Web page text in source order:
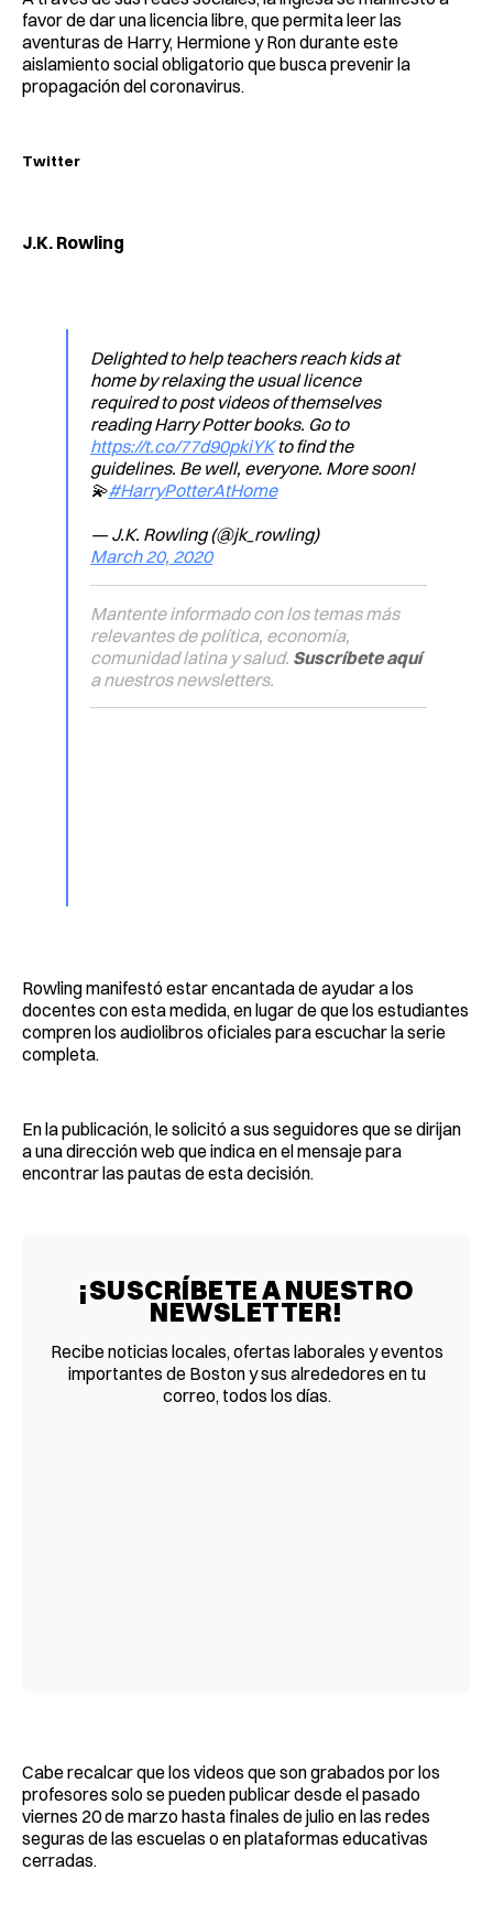
favor de dar una licencia libre, que permita leer las
aventuras de Harry, Hermione y Ron durante este
aislamiento social obligatorio que busca prevenir la
propagación del coronavirus.
Twitter
J.K. Rowling
Delighted to help teachers reach kids at
home by relaxing the usual licence
required to post videos of themselves
reading Harry Potter books. Go to
https://t.co/77d90pkiYKto find the
guidelines. Be well, everyone. More soon!
💫#HarryPotterAtHome
— J.K. Rowling (@jk_rowling)
March 20, 2020
Mantente informado con los temas más
relevantes de política, economía,
comunidad latina y salud. Suscríbete aquí
a nuestros newsletters.
Rowling manifestó estar encantada de ayudar a los
docentes con esta medida, en lugar de que los estudiantes
compren los audiolibros oficiales para escuchar la serie
completa.
En la publicación, le solicitó a sus seguidores que se dirijan
a una dirección web que indica en el mensaje para
encontrar las pautas de esta decisión.
¡SUSCRÍBETE A NUESTRO
NEWSLETTER!
Recibe noticias locales, ofertas laborales y eventos
importantes de Boston y sus alrededores en tu
correo, todos los días.
Cabe recalcar que los videos que son grabados por los
profesores solo se pueden publicar desde el pasado
viernes 20 de marzo hasta finales de julio en las redes
seguras de las escuelas o en plataformas educativas
cerradas.